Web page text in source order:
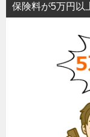
保険料が5万円以